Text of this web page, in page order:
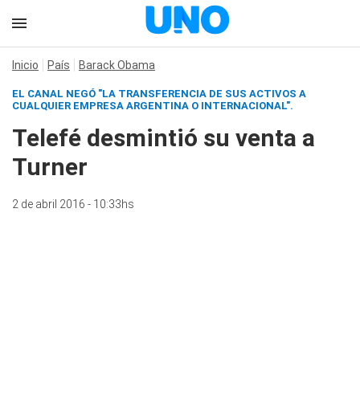
Inicio País Barack Obama
EL CANAL NEGÓ "LA TRANSFERENCIA DE SUS ACTIVOS A
CUALQUIER EMPRESA ARGENTINA O INTERNACIONAL".
Telefé desmintió su venta a
Turner
2 de abril 2016 - 10:33hs